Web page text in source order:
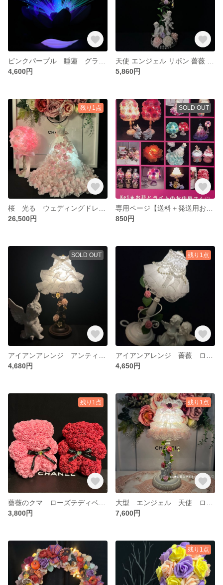
4,600円
5,860円
残り1点
26,500円
SOLD OUT
850円
SOLD OUT
4,680円
残り1点
4,650円
残り1点
3,800円
残り1点
7,600円
残り1点